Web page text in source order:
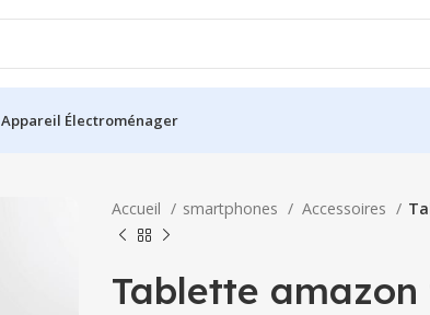
Appareil Électroménager
Accueil smartphones Accessoires
Tablette